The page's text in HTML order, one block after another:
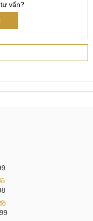
điện thoại thông minh.
nguồn, nhấn nút bật
hơn về hiện tượng này
Redmi Note 12
để các bạn dễ nhận
thị, bật máy mà không
vào điện hoặc sạc
chậm.
vấn?